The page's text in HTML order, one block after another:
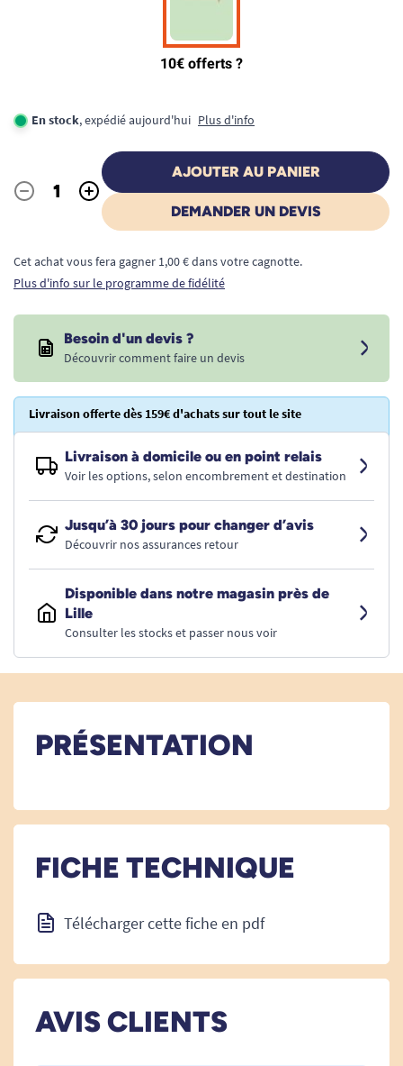
En stock, expédié aujourd'hui Plus d'info
Quantité
- +
AJOUTER AU PANIER
DEMANDER UN DEVIS
Cet achat vous fera gagner 1,00 € dans votre cagnotte.
Plus d'info sur le programme de fidélité
Besoin d'un devis ?
Découvrir comment faire un devis
Livraison offerte dès 159€ d'achats sur tout le site
Livraison à domicile ou en point relais
Voir les options, selon encombrement et destination
Jusqu’à 30 jours pour changer d’avis
Découvrir nos assurances retour
Disponible dans notre magasin près de
Lille
Consulter les stocks et passer nous voir
PRÉSENTATION
FICHE TECHNIQUE
Télécharger cette fiche en pdf
AVIS CLIENTS